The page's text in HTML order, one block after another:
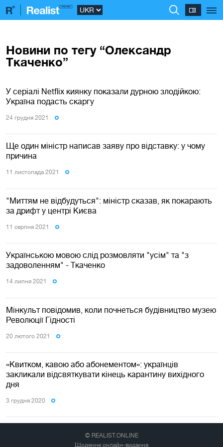
Новини по тегу “Олександр
Ткаченко”
У серіалі Netflix киянку показали дурною злодійкою:
Україна подасть скаргу
24 грудня 2021
Ще один міністр написав заяву про відставку: у чому
причина
11 листопада 2021
"Миттям не відбудуться": міністр сказав, як покарають
за дрифт у центрі Києва
11 серпня 2021
Українською мовою слід розмовляти "усім" та "з
задоволенням" - Ткаченко
14 липня 2021
Мінкульт повідомив, коли почнеться будівництво музею
Революції Гідності
20 лютого 2021
«Квитком, кавою або абонементом»: українців
закликали відсвяткувати кінець карантину вихідного
дня
3 грудня 2020
© REALIST.ONLINE
Щоденне онлайн-видання